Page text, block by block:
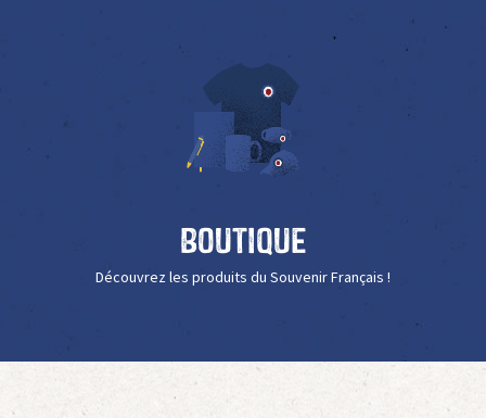
Boutique
Découvrez les produits du Souvenir Français !